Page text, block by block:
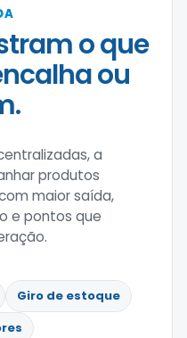
o que
ou
a
produtos
maior saída,
e pontos que
Giro de estoque